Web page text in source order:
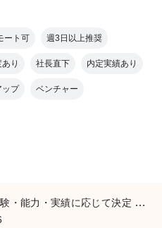
ート可 週3日以上推奨
り 社長直下 内定実績あり
ップ ベンチャー
応じて決定 ※昇給・インセンティブあり